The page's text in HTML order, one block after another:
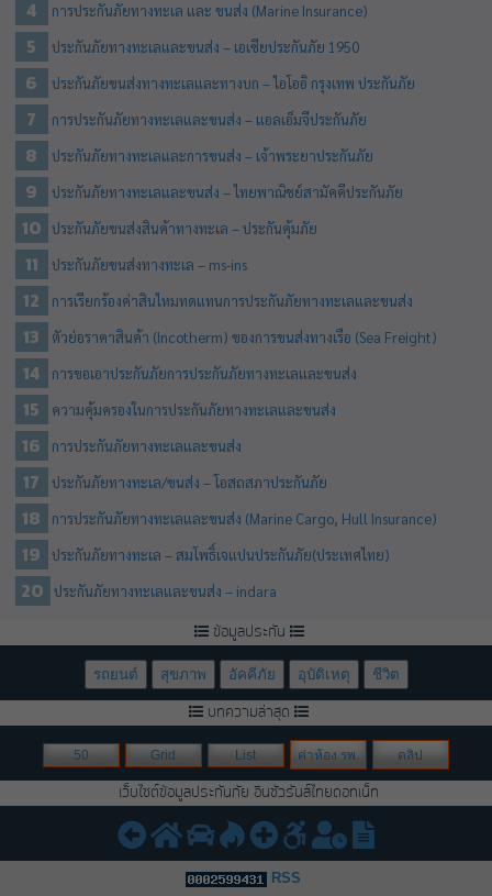
การประกันภัยทางทะเล และ ขนส่ง (Marine Insurance)
ประกันภัยทางทะเลและขนส่ง – เอเซียประกันภัย 1950
ประกันภัยขนส่งทางทะเลและทางบก – ไอโออิ กรุงเทพ ประกันภัย
การประกันภัยทางทะเลและขนส่ง – แอลเอ็มจีประกันภัย
ประกันภัยทางทะเลและการขนส่ง – เจ้าพระยาประกันภัย
ประกันภัยทางทะเลและขนส่ง – ไทยพาณิชย์สามัคคีประกันภัย
ประกันภัยขนส่งสินค้าทางทะเล – ประกันคุ้มภัย
ประกันภัยขนส่งทางทะเล – ms-ins
การเรียกร้องค่าสินไหมทดแทนการประกันภัยทางทะเลและขนส่ง
ตัวย่อราคาสินค้า (Incotherm) ของการขนส่งทางเรือ (Sea Freight)
การขอเอาประกันภัยการประกันภัยทางทะเลและขนส่ง
ความคุ้มครองในการประกันภัยทางทะเลและขนส่ง
การประกันภัยทางทะเลและขนส่ง
ประกันภัยทางทะเล/ขนส่ง – โอสถสภาประกันภัย
การประกันภัยทางทะเลและขนส่ง (Marine Cargo, Hull Insurance)
ประกันภัยทางทะเล – สมโพธิ์เจแปนประกันภัย(ประเทศไทย)
ประกันภัยทางทะเลและขนส่ง – indara
ข้อมูลประกัน
รถยนต์ สุขภาพ อัคคีภัย อุบัติเหตุ ชีวิต
บทความล่าสุด
50 Grid List ค่าห้อง รพ. คลิป
เว็บไซต์ข้อมูลประกันภัย อินชัวรันส์ไทยดอทเน็ท
RSS